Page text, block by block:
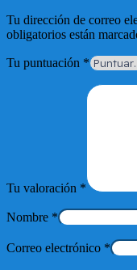
Tu dirección de correo
obligatorios están
Tu puntuación *
Tu valoración *
Nombre *
Correo electrónico *